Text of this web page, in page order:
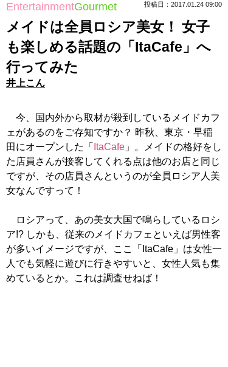
EntertainmentGourmet 投稿日：2017.01.24 09:00
メイドは全員ロシア美女！ 女子
も楽しめる話題の「ItaCafe」へ
行ってみた
井上こん
今、国内外から取材が殺到しているメイドカフ
ェがあるのをご存知ですか？ 昨秋、東京・早稲
田にオープンした「 ItaCafe 」。メイドの格好をし
た店員さんが接客してくれる点は他のお店と同じ
ですが、その店員さんというのが全員ロシア人美
女なんですって！
ロシアって、あの美女大国で鳴らしているロシ
ア!? しかも、従来のメイドカフェといえば男性客
が多いイメージですが、ここ「ItaCafe」は女性一
人でも気軽に遊びに行きやすいと、女性人気も集
めているとか。これは調査せねば！